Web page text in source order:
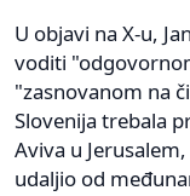
U objavi na X-u,
voditi
"zasnovanom na
Slovenija trebala
Aviva u
udaljio od